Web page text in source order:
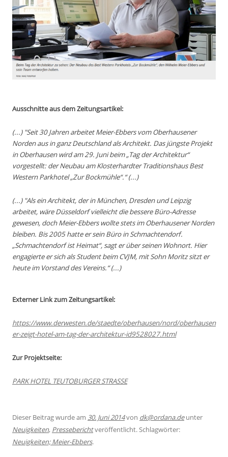
Ausschnitte aus dem Zeitungsartikel:
(...) "Seit 30 Jahren arbeitet Meier-Ebbers vom Oberhausener
Norden aus in ganz Deutschland als Architekt. Das jüngste Projekt
in Oberhausen wird am 29. Juni beim „Tag der Architektur“
vorgestellt: der Neubau am Klosterhardter Traditionshaus Best
Western Parkhotel „Zur Bockmühle“.“ (...)
(...) "Als ein Architekt, der in München, Dresden und Leipzig
arbeitet, wäre Düsseldorf vielleicht die bessere Büro-Adresse
gewesen, doch Meier-Ebbers wollte stets im Oberhausener Norden
bleiben. Bis 2005 hatte er sein Büro in Schmachtendorf.
„Schmachtendorf ist Heimat“, sagt er über seinen Wohnort. Hier
engagierte er sich als Student beim CVJM, mit Sohn Moritz sitzt er
heute im Vorstand des Vereins.“ (...)
Externer Link zum Zeitungsartikel:
https://www.derwesten.de/staedte/oberhausen/nord/oberhausen
er-zeigt-hotel-am-tag-der-architektur-id9528027.html
Zur Projektseite:
PARK HOTEL TEUTOBURGER STRASSE
Dieser Beitrag wurde am 30. Juni 2014von dk@ordana.deunter
Neuigkeiten, Presseberichtveröffentlicht. Schlagwörter:
Neuigkeiten; Meier-Ebbers.